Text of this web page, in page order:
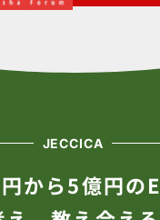
JECCICA
から5億円の